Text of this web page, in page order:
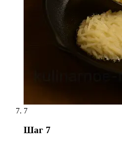
7
Шаг 7